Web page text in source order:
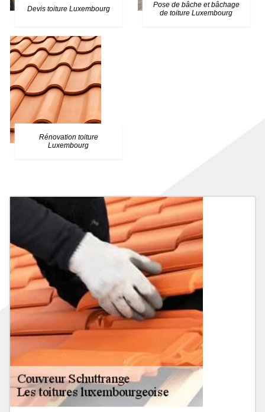
Devis toiture Luxembourg
Pose de bâche et bâchage
de toiture Luxembourg
Rénovation toiture
Luxembourg